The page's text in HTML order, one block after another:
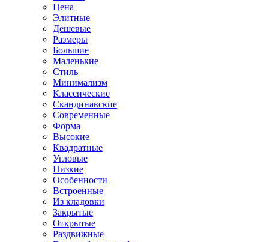
Цена
Элитные
Дешевые
Размеры
Большие
Маленькие
Стиль
Минимализм
Классические
Скандинавские
Современные
Форма
Высокие
Квадратные
Угловые
Низкие
Особенности
Встроенные
Из кладовки
Закрытые
Открытые
Раздвижные